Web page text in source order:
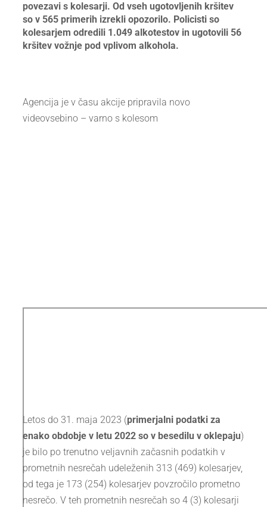
povezavi s kolesarji. Od vseh ugotovljenih kršitev
so v 565 primerih izrekli opozorilo. Policisti so
kolesarjem odredili 1.049 alkotestov in ugotovili 56
kršitev vožnje pod vplivom alkohola.
Agencija je v času akcije pripravila novo
videovsebino – varno s kolesom
Letos do 31. maja 2023 (primerjalni podatki za
enako obdobje v letu 2022 so v besedilu v oklepaju)
je bilo po trenutno veljavnih začasnih podatkih v
prometnih nesrečah udeleženih 313 (469) kolesarjev,
od tega je 173 (254) kolesarjev povzročilo prometno
nesrečo. V teh prometnih nesrečah so 4 (3) kolesarji